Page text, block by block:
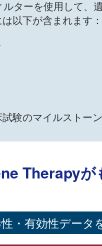
ターを使用して、
以下が含まれます：
試験のマイルストーン
Therapyが
・有効性データ